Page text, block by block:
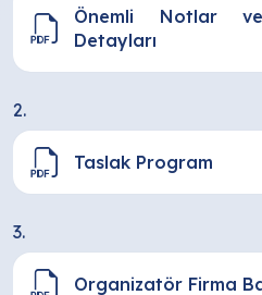
Önemli Notlar
Detayları
2.
Taslak Program
3.
Organizatör Firma